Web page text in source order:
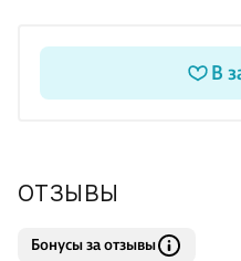
другое? Почему
чем русские? Почему и с
В
ОТЗЫВЫ
Бонусы за отзывы